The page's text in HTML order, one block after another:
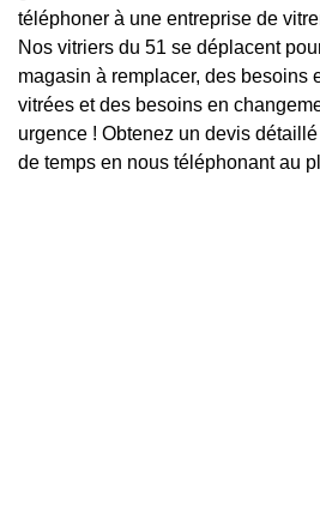
téléphoner à une entreprise de
Nos vitriers du 51 se déplacent
magasin à remplacer, des besoins
vitrées et des besoins en
urgence ! Obtenez un devis
de temps en nous téléphonant au